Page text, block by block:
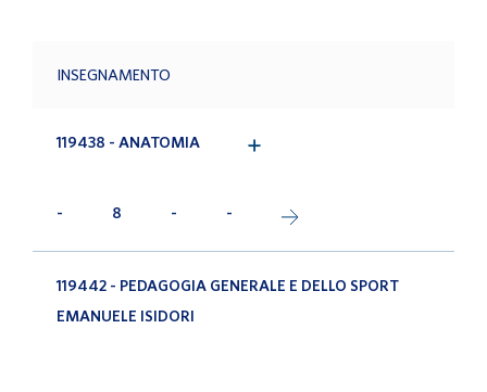
INSEGNAMENTO
119438 - ANATOMIA
- 8 - -
119442 - PEDAGOGIA GENERALE E DELLO SPORT
EMANUELE ISIDORI